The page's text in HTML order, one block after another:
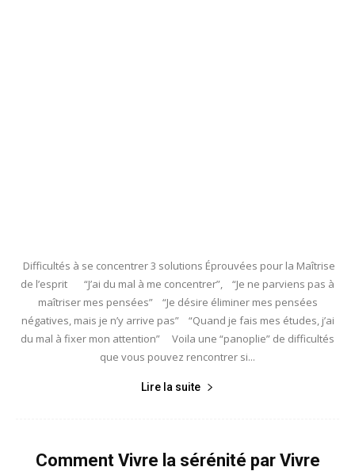
Difficultés à se concentrer 3 solutions Éprouvées pour la Maîtrise
de l’esprit “J’ai du mal à me concentrer”, “Je ne parviens pas à
maîtriser mes pensées” “Je désire éliminer mes pensées
négatives, mais je n’y arrive pas” “Quand je fais mes études, j’ai
du mal à fixer mon attention” Voila une “panoplie” de difficultés
que vous pouvez rencontrer si...
Lire la suite
Comment Vivre la sérénité par Vivre